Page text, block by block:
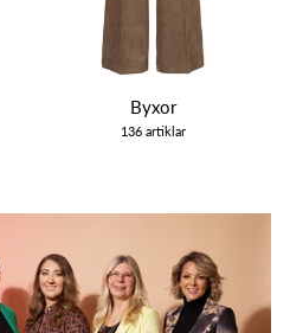
Byxor
136 artiklar